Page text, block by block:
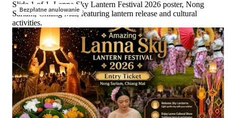
Bezpłatne anulowanie
Slide 1 of 1, Lanna Sky Lantern Festival 2026 poster, Nong
Sariam, Chiang Mai, featuring lantern release and cultural
activities.